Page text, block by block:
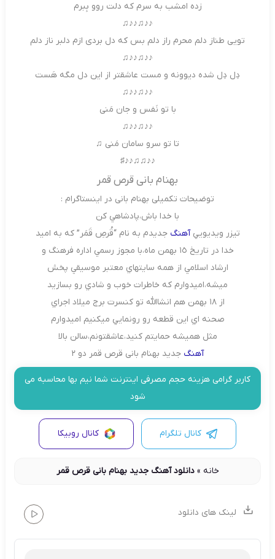
زده امشب به سرم که دلت روو بِبرم
♪♪♫♪♪♫
تویی طناز دلم محرم راز دلم بس که دل بردی ازم دلبر ناز دلم
♪♪♫♪♪♫
دِل دِل شده دیوونه و مست عاشقتر از این دل مگه هَست
♪♪♫♪♪♫
با تو نَفس و جان مَنی
♪♪♫♪♪♫
تا تو سرو سامان مَنی ♫
♪♪♫♫♪♪♯
بهنام بانی قرص قمر
توضیحات تکمیلی بهنام بانی در اینستاگرام :
با خدا باش،پادشاهي كن
تيزر ويديوييآهنگ جديدم به نام “قُرصِ قَمَر” كه به اميد
خدا در تاريخ ١٥ بهمن ماه،با مجوز رسمي اداره فرهنگ و
ارشاد اسلامي از همه سايتهاي معتبر موسيقي پخش
ميشه،اميدوارم كه خاطرات خوب و شادي رو بسازيد
از ١٨ بهمن هم انشاالله تو كنسرت برج ميلاد اجراي
صحنه اي اين قطعه رو رونمايي ميكنيم اميدوارم
مثل هميشه حمايتم كنيد،عاشقتونم،سالن بالا
آهنگ جدید بهنام بانی قرص قمر دو 2
کاربر گرامی هزینه حجم مصرفی اینترنت شما نیم بها محاسبه می
شود
کانال تلگرام کانال روبیکا
خانه »دانلود آهنگ جدید بهنام بانی قرص قمر
لینک های دانلود